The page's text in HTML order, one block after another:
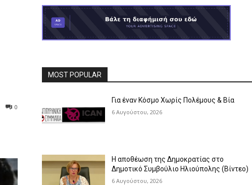
0
MOST POPULAR
Για έναν Κόσμο Χωρίς Πολέμους & Βία
6 Αυγούστου, 2026
Η αποθέωση της Δημοκρατίας στο
Δημοτικό Συμβούλιο Ηλιούπολης (Βίντεο)
6 Αυγούστου, 2026